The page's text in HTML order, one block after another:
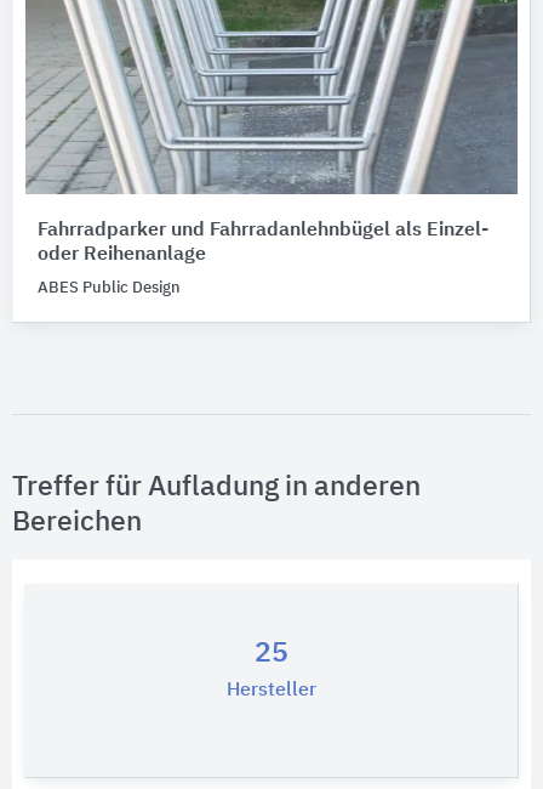
Fahrradparker und Fahrradanlehnbügel als Einzel-
oder Reihenanlage
ABES Public Design
Treffer für Aufladung in anderen
Bereichen
25
Hersteller